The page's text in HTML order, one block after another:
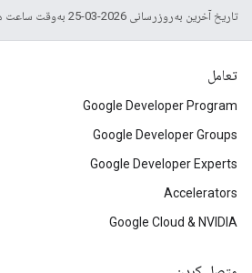
تاریخ آخرین به‌روزرسانی 2026-03-25 به‌وقت ساعت هماهنگ جهانی.
تعامل
Google Developer Program
Google Developer Groups
Google Developer Experts
Accelerators
Google Cloud & NVIDIA